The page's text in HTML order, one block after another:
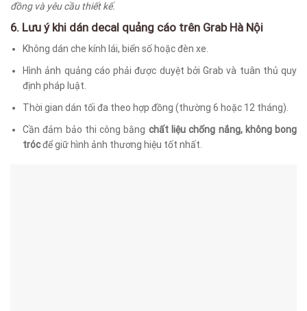
đồng và yêu cầu thiết kế.
6. Lưu ý khi dán decal quảng cáo trên Grab Hà Nội
Không dán che kính lái, biển số hoặc đèn xe.
Hình ảnh quảng cáo phải được duyệt bởi Grab và tuân thủ quy
định pháp luật.
Thời gian dán tối đa theo hợp đồng (thường 6 hoặc 12 tháng).
Cần đảm bảo thi công bằng chất liệu chống nắng, không bong
trócđể giữ hình ảnh thương hiệu tốt nhất.